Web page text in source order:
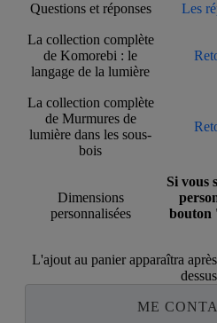
Questions et réponses Les
La collection complète
de Komorebi : le
langage de la lumière
La collection complète
de Murmures de
lumière dans les sous-
bois
Dimensions
personnalisées
Si vous
bouton
L'ajout au panier apparaîtra
dessus
ME